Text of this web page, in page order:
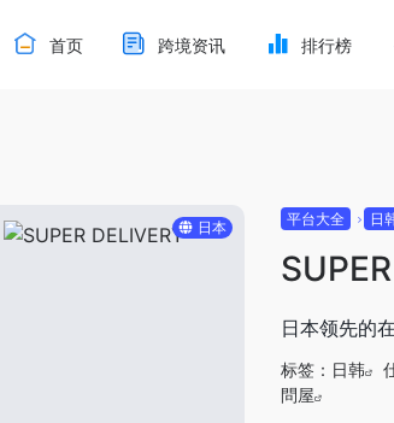
首页 跨境资讯 排行榜
日本 平台大全 日
日本领先的
标签： 日韩
問屋